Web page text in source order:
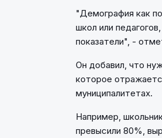
"Демография как
школ или
показатели", -
Он добавил, что
которое
муниципалитетах.
Например,
превысили 80%,